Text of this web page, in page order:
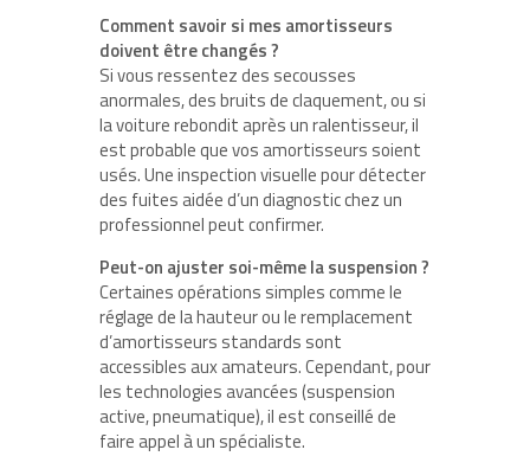
Comment savoir si mes amortisseurs
doivent être changés ?
Si vous ressentez des secousses
anormales, des bruits de claquement, ou si
la voiture rebondit après un ralentisseur, il
est probable que vos amortisseurs soient
usés. Une inspection visuelle pour détecter
des fuites aidée d’un diagnostic chez un
professionnel peut confirmer.
Peut-on ajuster soi-même la suspension ?
Certaines opérations simples comme le
réglage de la hauteur ou le remplacement
d’amortisseurs standards sont
accessibles aux amateurs. Cependant, pour
les technologies avancées (suspension
active, pneumatique), il est conseillé de
faire appel à un spécialiste.